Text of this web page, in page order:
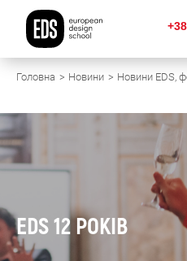
Головна Новини Новини EDS,
EDS 12 РОКІВ